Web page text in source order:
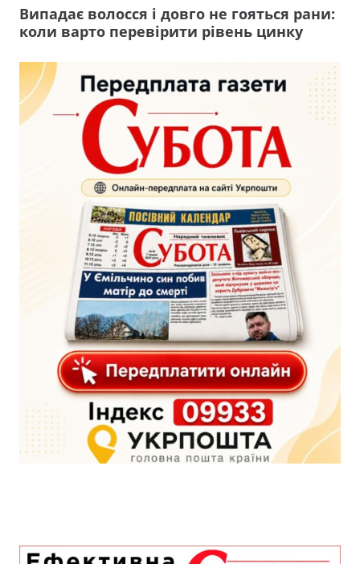
Випадає волосся і довго не гояться рани:
коли варто перевірити рівень цинку